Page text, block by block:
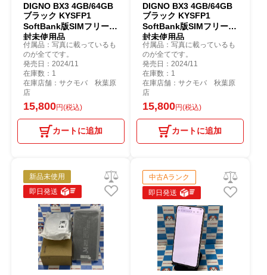
DIGNO BX3 4GB/64GB
ブラック KYSFP1
SoftBank版SIMフリー開
封未使用品
付属品：写真に載っているも
のが全てです。
発売日：2024/11
在庫数：1
在庫店舗：サクモバ 秋葉原
店
15,800円(税込)
カートに追加
DIGNO BX3 4GB/64GB
ブラック KYSFP1
SoftBank版SIMフリー開
封未使用品
付属品：写真に載っているも
のが全てです。
発売日：2024/11
在庫数：1
在庫店舗：サクモバ 秋葉原
店
15,800円(税込)
カートに追加
新品未使用
即日発送
中古Aランク
即日発送